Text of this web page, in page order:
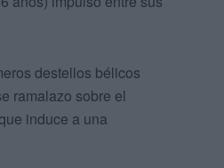
destellos bélicos
ramalazo sobre el
induce a una